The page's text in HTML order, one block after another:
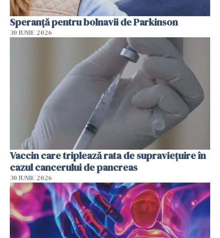
Speranță pentru bolnavii de Parkinson
30 IUNIE 2026
Vaccin care triplează rata de supraviețuire în
cazul cancerului de pancreas
30 IUNIE 2026